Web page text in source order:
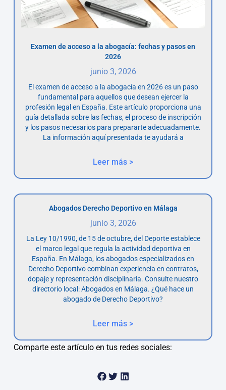
Examen de acceso a la abogacía: fechas y pasos en
2026
junio 3, 2026
El examen de acceso a la abogacía en 2026 es un paso
fundamental para aquellos que desean ejercer la
profesión legal en España. Este artículo proporciona una
guía detallada sobre las fechas, el proceso de inscripción
y los pasos necesarios para prepararte adecuadamente.
La información aquí presentada te ayudará a
Leer más >
Abogados Derecho Deportivo en Málaga
junio 3, 2026
La Ley 10/1990, de 15 de octubre, del Deporte establece
el marco legal que regula la actividad deportiva en
España. En Málaga, los abogados especializados en
Derecho Deportivo combinan experiencia en contratos,
dopaje y representación disciplinaria. Consulte nuestro
directorio local: Abogados en Málaga. ¿Qué hace un
abogado de Derecho Deportivo?
Leer más >
Comparte este artículo en tus redes sociales: